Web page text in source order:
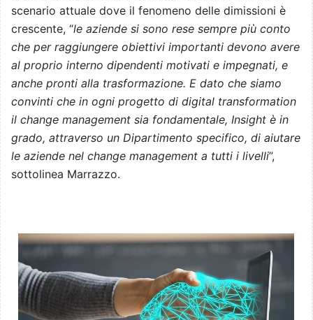
scenario attuale dove il fenomeno delle dimissioni è
crescente, “le aziende si sono rese sempre più conto
che per raggiungere obiettivi importanti devono avere
al proprio interno dipendenti motivati e impegnati, e
anche pronti alla trasformazione. E dato che siamo
convinti che in ogni progetto di digital transformation
il change management sia fondamentale, Insight è in
grado, attraverso un Dipartimento specifico, di aiutare
le aziende nel change management a tutti i livelli”,
sottolinea Marrazzo.